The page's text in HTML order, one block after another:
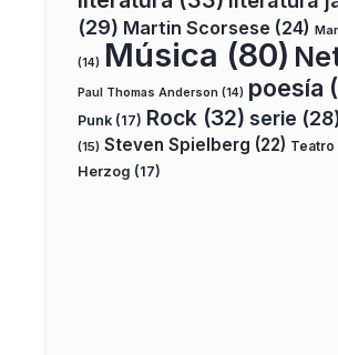
(29) Martin Scorsese (24)
(14) Música (80)
Paul Thomas Anderson (14) poesía
Punk (17) Rock (32) serie
(15) Steven Spielberg (22) Teatro
Herzog (17)